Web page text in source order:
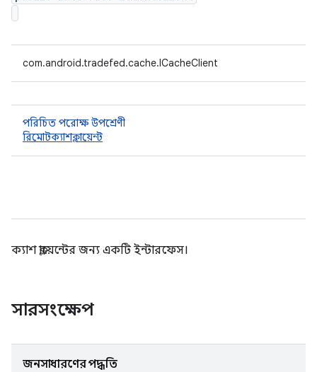
com.android.tradefed.cache.ICacheClient
পরিচিত পরোক্ষ উপশ্রেণী
রিমোটক্যাশক্লায়েন্ট
ক্যাশ ক্লায়েন্টের জন্য একটি ইন্টারফেস।
সারসংক্ষেপ
জনসাধারণের পদ্ধতি